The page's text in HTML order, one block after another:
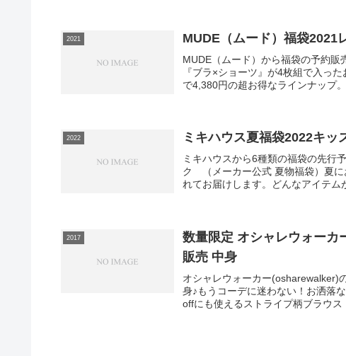
2021 MUDE（ムード）福袋2021
MUDE（ムード）から福袋の予約販
『ブラ×ショーツ』が4枚組で入っ
で4,380円の超お得なラインナップ
2022 ミキハウス夏福袋2022キッ
ミキハウスから6種類の福袋の先行
ク （メーカー公式 夏物福袋）夏に
れてお届けします。どんなアイテ
2017
数量限定 オシャレウォー
販売 中身
オシャレウォーカー(osharewalker)
身♪もうコーデに迷わない！お洒落
offにも使えるストライプ柄ブラウス